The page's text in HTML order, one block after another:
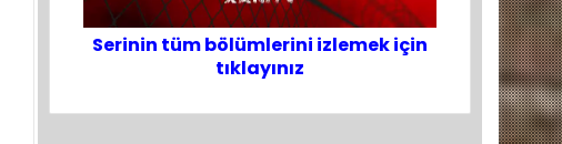
Serinin tüm bölümlerini izlemek için
tıklayınız